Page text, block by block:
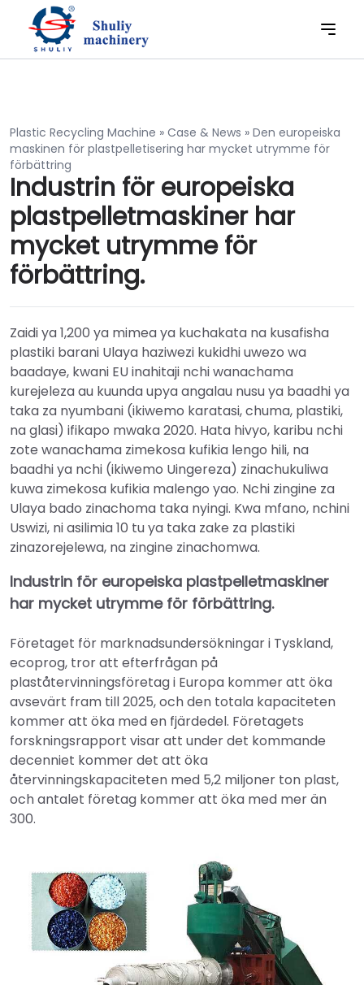
Plastic Recycling Machine » Case & News » Den europeiska
maskinen för plastpelletisering har mycket utrymme för
förbättring
Industrin för europeiska
plastpelletmaskiner har
mycket utrymme för
förbättring.
Zaidi ya 1,200 ya mimea ya kuchakata na kusafisha
plastiki barani Ulaya haziwezi kukidhi uwezo wa
baadaye, kwani EU inahitaji nchi wanachama
kurejeleza au kuunda upya angalau nusu ya baadhi ya
taka za nyumbani (ikiwemo karatasi, chuma, plastiki,
na glasi) ifikapo mwaka 2020. Hata hivyo, karibu nchi
zote wanachama zimekosa kufikia lengo hili, na
baadhi ya nchi (ikiwemo Uingereza) zinachukuliwa
kuwa zimekosa kufikia malengo yao. Nchi zingine za
Ulaya bado zinachoma taka nyingi. Kwa mfano, nchini
Uswizi, ni asilimia 10 tu ya taka zake za plastiki
zinazorejelewa, na zingine zinachomwa.
Industrin för europeiska plastpelletmaskiner
har mycket utrymme för förbättring.
Företaget för marknadsundersökningar i Tyskland,
ecoprog, tror att efterfrågan på
plaståtervinningsföretag i Europa kommer att öka
avsevärt fram till 2025, och den totala kapaciteten
kommer att öka med en fjärdedel. Företagets
forskningsrapport visar att under det kommande
decenniet kommer det att öka
återvinningskapaciteten med 5,2 miljoner ton plast,
och antalet företag kommer att öka med mer än
300.